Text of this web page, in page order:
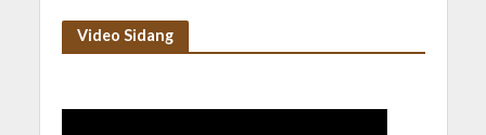
Video Sidang